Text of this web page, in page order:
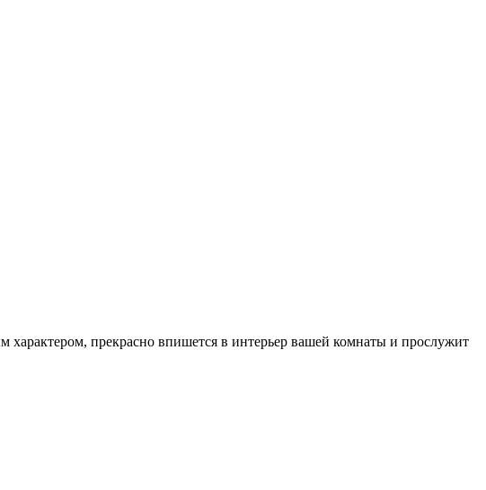
прекрасно впишется в интерьер вашей комнаты и прослужит